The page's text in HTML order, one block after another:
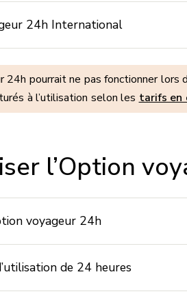
24h International
24h pourrait ne pas fonctionner
à l’utilisation selon les tarifs en
l’Option
voyageur 24h
de 24 heures